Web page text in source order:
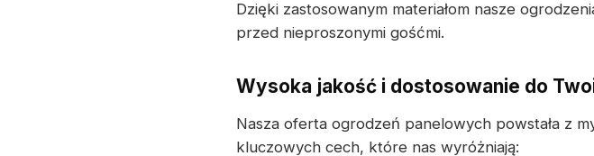
Dzięki zastosowanym materiałom nasze
przed nieproszonymi gośćmi.
Wysoka jakość i dostosowanie do
Nasza oferta ogrodzeń panelowych powstała z
kluczowych cech, które nas wyróżniają: